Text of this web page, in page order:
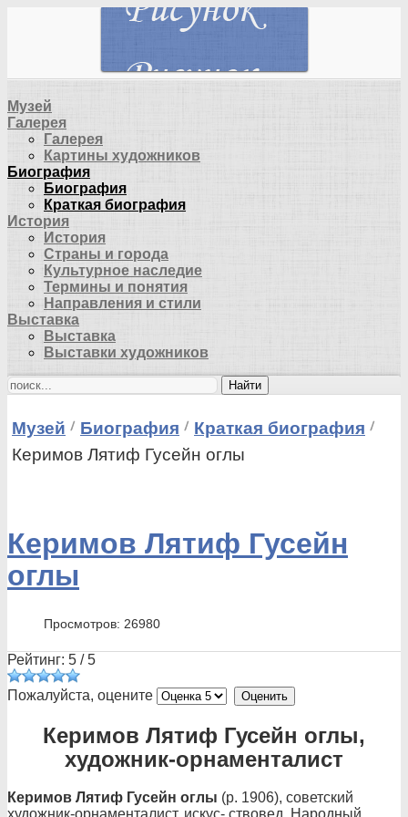
Музей
Галерея
Галерея
Картины художников
Биография
Биография
Краткая биография
История
История
Страны и города
Культурное наследие
Термины и понятия
Направления и стили
Выставка
Выставка
Выставки художников
Найти
Музей Биография
Краткая биография
Керимов Лятиф Гусейн оглы
Керимов Лятиф Гусейн
оглы
Просмотров: 26980
Рейтинг: 5 /5
Пожалуйста, оцените
Керимов Лятиф Гусейн оглы,
художник-орнаменталист
Керимов Лятиф Гусейн оглы (р. 1906), советский
художник-орнаменталист, искус- ствовед. Народный